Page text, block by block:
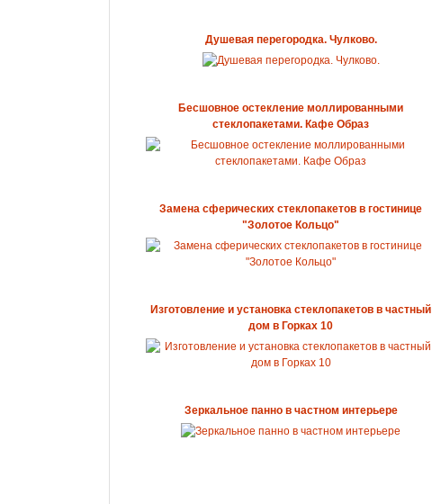
Душевая перегородка. Чулково.
Бесшовное остекление моллированными
стеклопакетами. Кафе Образ
Замена сферических стеклопакетов в гостинице
"Золотое Кольцо"
Изготовление и установка стеклопакетов в частный
дом в Горках 10
Зеркальное панно в частном интерьере